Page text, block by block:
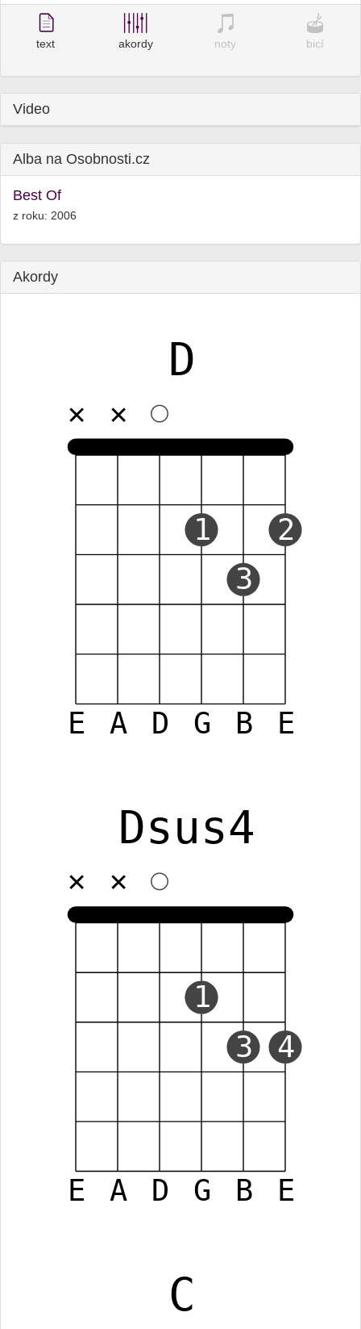
text akordy noty bicí
Video
Alba na Osobnosti.cz
Best Of
z roku: 2006
Akordy
D
E A D G B E
✕ ✕
1
3
2
Dsus4
E A D G B E
✕ ✕
1
3
4
C